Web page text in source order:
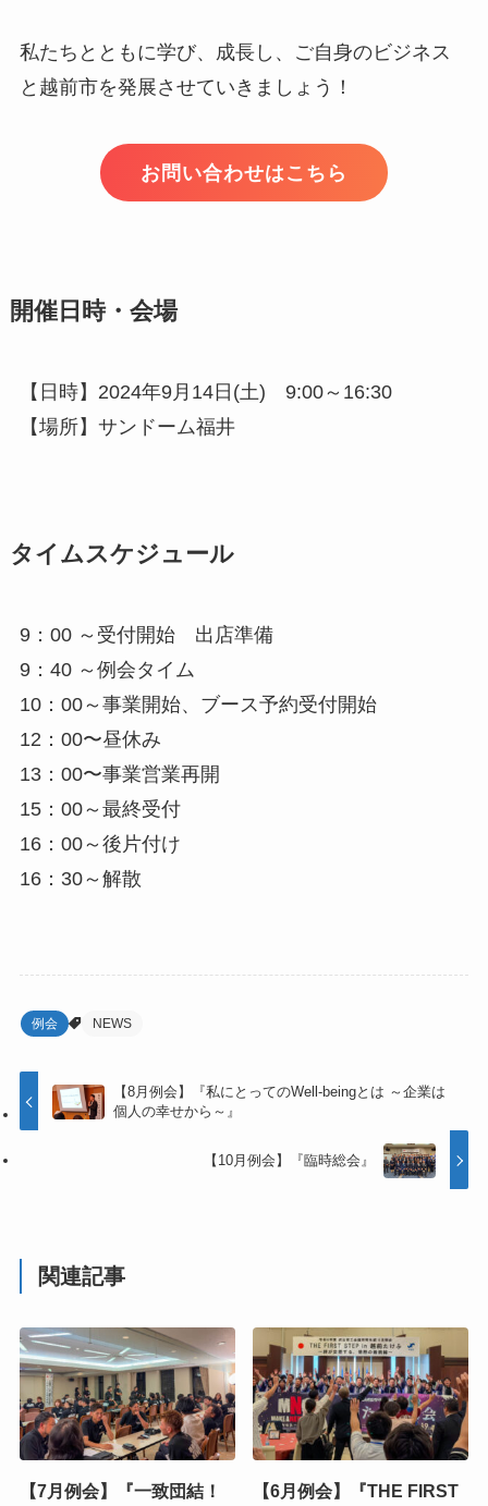
私たちとともに学び、成長し、ご自身のビジネス
と越前市を発展させていきましょう！
お問い合わせはこちら
開催日時・会場
【日時】2024年9月14日(土) 9:00～16:30
【場所】サンドーム福井
タイムスケジュール
9：00 ～受付開始 出店準備
9：40 ～例会タイム
10：00～事業開始、ブース予約受付開始
12：00〜昼休み
13：00〜事業営業再開
15：00～最終受付
16：00～後片付け
16：30～解散
例会 NEWS
【8月例会】『私にとってのWell-beingとは ～企業は
個人の幸せから～』
【10月例会】『臨時総会』
関連記事
【7月例会】『一致団結！
【6月例会】『THE FIRST